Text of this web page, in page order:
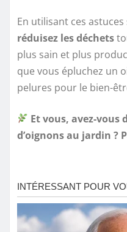
En utilisant ces
réduisez les déchets
plus sain et plus
que vous épluchez un
pelures pour le bien-
Et vous, avez-vous
d’oignons au jardin ?